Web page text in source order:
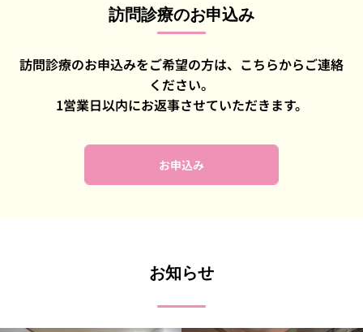
訪問診療のお申込み
訪問診療のお申込みをご希望の方は、こちらからご連絡
ください。
1営業日以内にお返事させていただきます。
お申込み
お知らせ